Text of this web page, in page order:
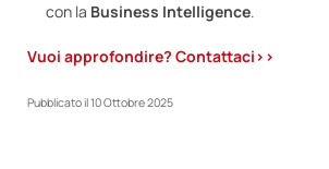
con la Business Intelligence.
Vuoi approfondire? Contattaci>>
Pubblicato il10 Ottobre 2025